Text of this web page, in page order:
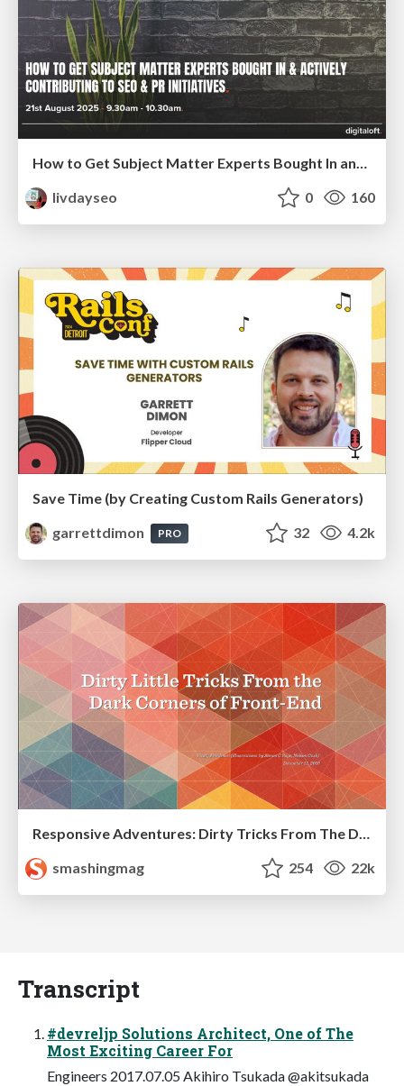
livdayseo
0 160
Save Time (by Creating Custom Rails Generators)
garrettdimon
PRO 32 4.2k
Responsive Adventures: Dirty Tricks From The Dark Corners of Front-End
smashingmag
254 22k
Transcript
#devreljp Solutions Architect, One of The
Most Exciting Career For
Engineers 2017.07.05 Akihiro Tsukada @akitsukada